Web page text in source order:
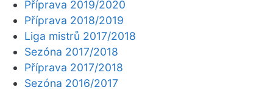
Příprava 2019/2020
Příprava 2018/2019
Liga mistrů 2017/2018
Sezóna 2017/2018
Příprava 2017/2018
Sezóna 2016/2017